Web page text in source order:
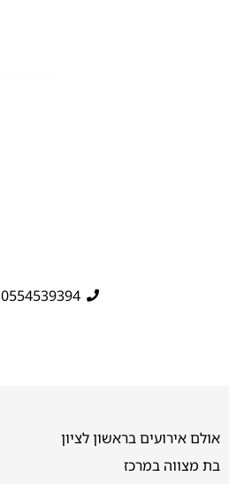
0554539394
אולם אירועים בראשון לציון
בת מצווה במרכז